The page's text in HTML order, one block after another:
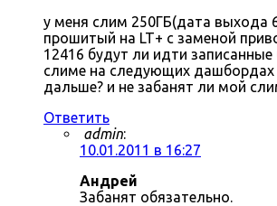
у меня слим 250ГБ(дата выхода
прошитый на LT+ с заменой
12416 будут ли идти записанные
слиме на следующих дашбордах
дальше? и не забанят ли мой
Ответить
admin:
10.01.2011 в 16:27
Андрей
Забанят обязательно.